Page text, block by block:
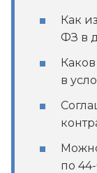
Как
ФЗ в
в
по